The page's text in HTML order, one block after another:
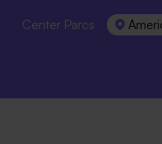
Center Parcs